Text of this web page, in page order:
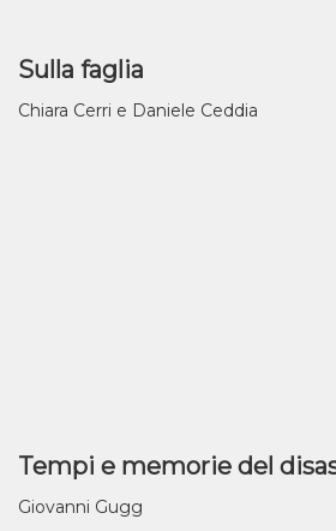
Sulla faglia
Chiara Cerri e Daniele Ceddia
Tempi e memorie del
Giovanni Gugg